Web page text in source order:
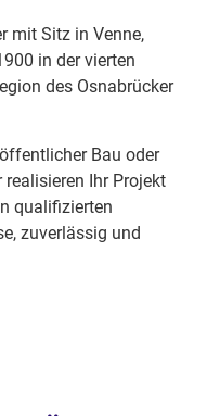
mit Sitz in Venne,
in der vierten
des Osnabrücker
Bau oder
Ihr Projekt
qualifizierten
zuverlässig und